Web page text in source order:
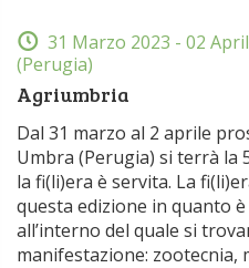
31 Marzo 2023 - 02
(Perugia)
Agriumbria
Dal 31 marzo al 2 aprile
Umbra (Perugia) si terrà la
la fi(li)era è servita. La
questa edizione in quanto
all’interno del quale si
manifestazione: zootecnia,